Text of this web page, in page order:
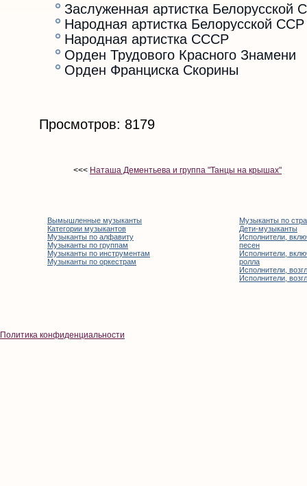
Заслуженная артистка Белорусской
Народная артистка Белорусской ССР
Народная артистка СССР
Орден Трудового Красного Знамени
Орден Франциска Скорины
Просмотров: 8179
<<< Наташа Дементьева и группа "Танцы на крышах"
Вымышленные музыканты
Категории музыкантов
Музыканты по алфавиту
Музыканты по группам
Музыканты по инструментам
Музыканты по оркестрам
Музыканты по
Дети-музыканты
Исполнители,
песен
Исполнители,
ролла
Исполнители,
Исполнители,
Политика конфиденциальности